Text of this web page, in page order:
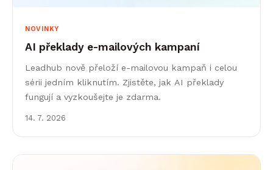
NOVINKY
AI překlady e-mailových kampaní
Leadhub nově přeloží e-mailovou kampaň i celou
sérii jedním kliknutím. Zjistěte, jak AI překlady
fungují a vyzkoušejte je zdarma.
14. 7. 2026